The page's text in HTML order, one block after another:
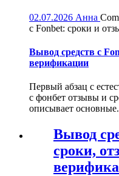
02.07.2026 Анна
с Fonbet: сроки и
Вывод средств с
верификации
Первый абзац с
с фонбет отзывы и
описывает
Вывод
сроки,